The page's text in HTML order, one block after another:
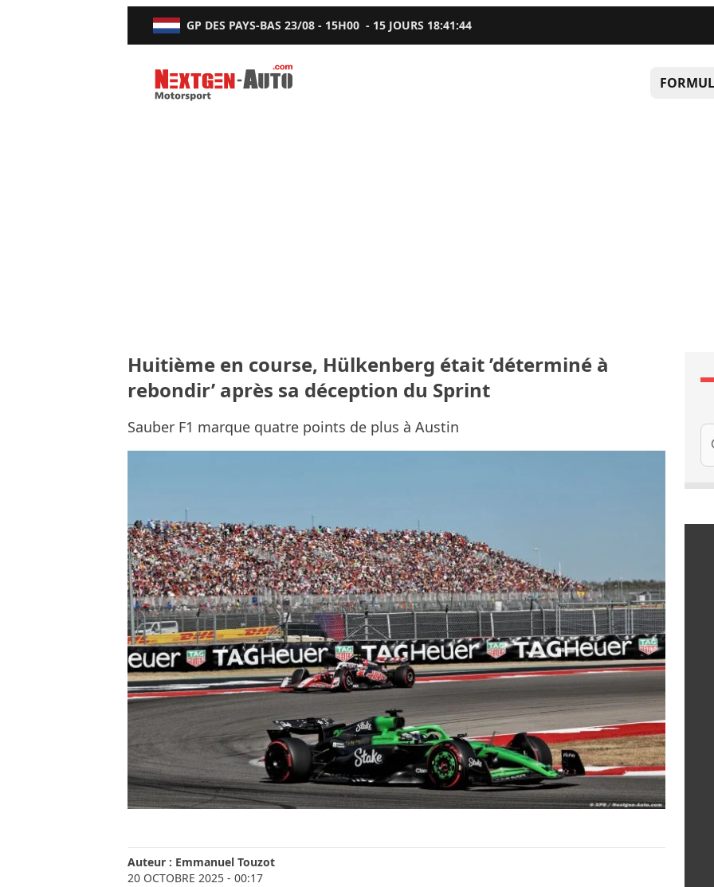
GP DES PAYS-BAS 23/08 - 15H00 - 15 JOURS 18:41:43
Nextgen-Auto.com
Huitième en course, Hülkenberg était ’déterminé à
rebondir’ après sa déception du Sprint
Sauber F1 marque quatre points de plus à Austin
Auteur : Emmanuel Touzot
20 OCTOBRE 2025 - 00:17